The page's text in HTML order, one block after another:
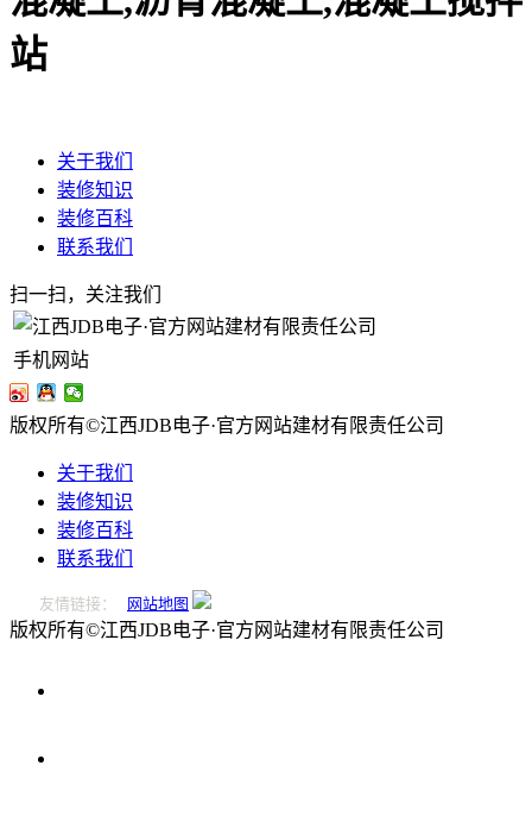
站
关于我们
装修知识
装修百科
联系我们
扫一扫，关注我们
手机网站
版权所有©江西JDB电子·官方网站建材有限责任公司
关于我们
装修知识
装修百科
联系我们
友情链接： 网站地图
版权所有©江西JDB电子·官方网站建材有限责任公司